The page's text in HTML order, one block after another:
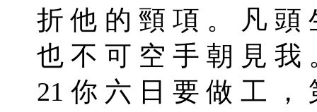
折 他 的 頸 項 。 凡 頭
也 不 可 空 手 朝 見
21 你 六 日 要 做 工 ，